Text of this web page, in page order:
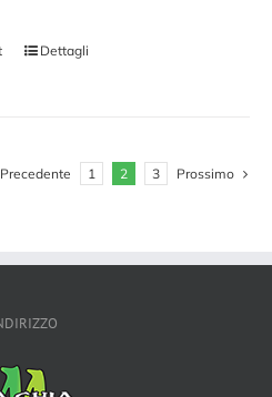
Dettagli
Precedente 1 2 3 Prossimo